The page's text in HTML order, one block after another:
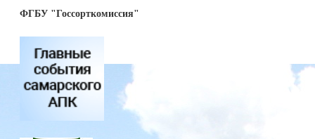
ФГБУ "Госсорткомиссия"